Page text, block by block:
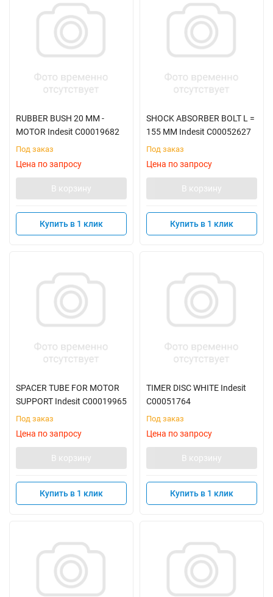
RUBBER BUSH 20 MM -
MOTOR Indesit C00019682
Под заказ
Цена по запросу
В корзину
Купить в 1 клик
SHOCK ABSORBER BOLT L =
155 MM Indesit C00052627
Под заказ
Цена по запросу
В корзину
Купить в 1 клик
SPACER TUBE FOR MOTOR
SUPPORT Indesit C00019965
Под заказ
Цена по запросу
В корзину
Купить в 1 клик
TIMER DISC WHITE Indesit
C00051764
Под заказ
Цена по запросу
В корзину
Купить в 1 клик